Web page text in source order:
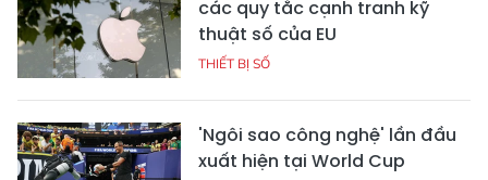
các quy tắc cạnh tranh kỹ
thuật số của EU
THIẾT BỊ SỐ
'Ngôi sao công nghệ' lần đầu
xuất hiện tại World Cup